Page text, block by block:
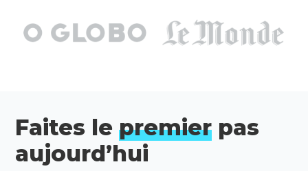
Faites lepremier pas
aujourd’hui